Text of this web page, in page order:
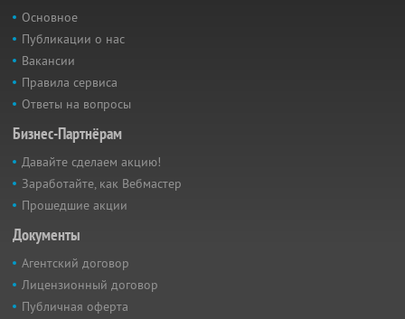
Основное
Публикации о нас
Вакансии
Правила сервиса
Ответы на вопросы
Бизнес-Партнёрам
Давайте сделаем акцию!
Заработайте, как Вебмастер
Прошедшие акции
Документы
Агентский договор
Лицензионный договор
Публичная оферта